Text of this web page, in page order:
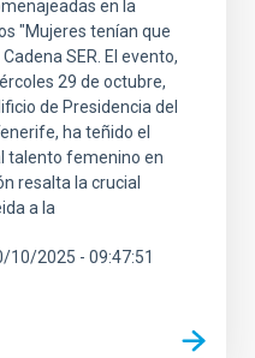
en la
"Mujeres tenían que
SER. El evento,
29 de octubre,
de Presidencia del
ha teñido el
talento femenino en
resalta la crucial
a la
10/2025 - 09:47:51